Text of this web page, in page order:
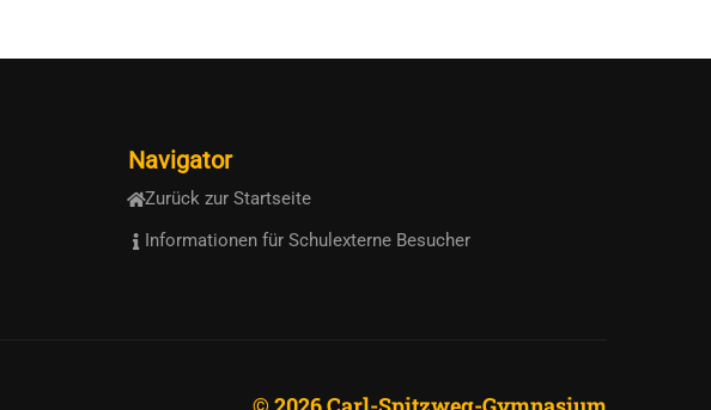
Navigator
Zurück zur Startseite
Informationen für Schulexterne Besucher